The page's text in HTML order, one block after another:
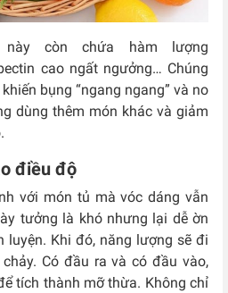
còn chứa hàm lượng
cao ngất ngưởng… Chúng
bụng “ngang ngang” và no
dùng thêm món khác và giảm
điều độ
với món tủ mà vóc dáng vẫn
tưởng là khó nhưng lại dễ ờn
luyện. Khi đó, năng lượng sẽ đi
Có đầu ra và có đầu vào,
tích thành mỡ thừa. Không chỉ